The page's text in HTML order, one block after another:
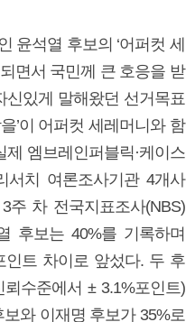
윤석열 후보의 ‘어퍼컷 세
면서 국민께 큰 호응을 받
신있게 말해왔던 선거목표
’이 어퍼컷 세레머니와 함
엠브레인퍼블릭·케이스
서치 여론조사기관 4개사
주 차 전국지표조사(NBS)
후보는 40%를 기록하며
인트 차이로 앞섰다. 두 후
수준에서 ± 3.1%포인트)
와 이재명 후보가 35%로